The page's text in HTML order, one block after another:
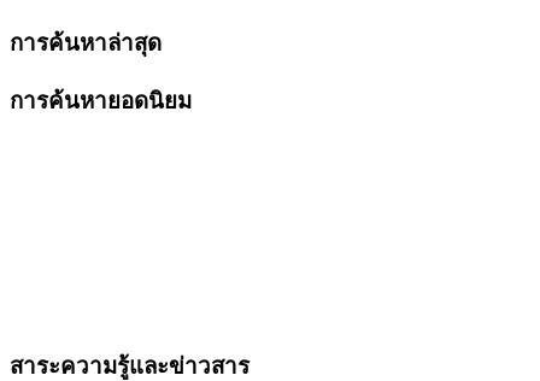
การค้นหาล่าสุด
การค้นหายอดนิยม
สาระความรู้และข่าวสาร